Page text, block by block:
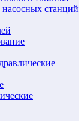
насосных станций